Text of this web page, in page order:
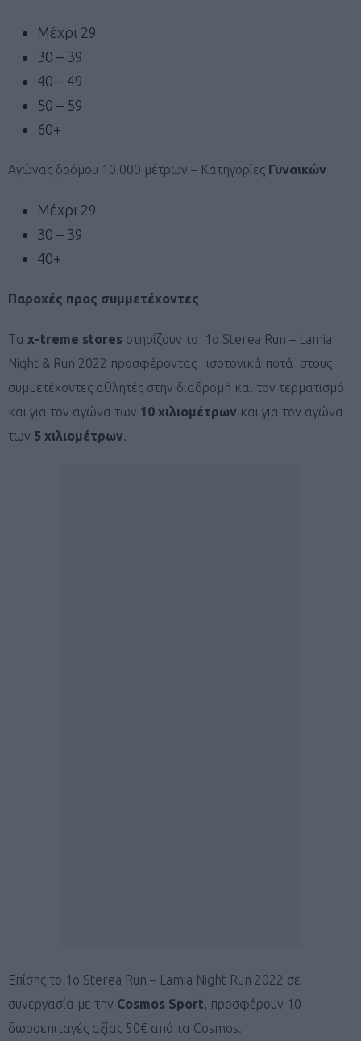
Μέχρι 29
30 – 39
40 – 49
50 – 59
60+
Αγώνας δρόμου 10.000 μέτρων – Κατηγορίες Γυναικών
Μέχρι 29
30 – 39
40+
Παροχές προς συμμετέχοντες
Tα x-treme stores στηρίζουν το 1o Sterea Run – Lamia
Night & Run 2022 προσφέροντας ισοτονικά ποτά στους
συμμετέχοντες αθλητές στην διαδρομή και τον τερματισμό
και για τον αγώνα των 10 χιλιομέτρων και για τον αγώνα
των 5 χιλιομέτρων.
Επίσης το 1o Sterea Run – Lamia Night Run 2022 σε
συνεργασία με την Cosmos Sport, προσφέρουν 10
δωροεπιταγές αξίας 50€ από τα Cosmos.